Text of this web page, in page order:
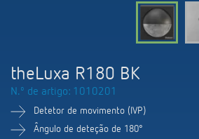
Distribuicao global
theLuxa R180 BK
N.º de artigo: 1010201
Detetor de movimento (IVP)
Ângulo de deteção de 180°